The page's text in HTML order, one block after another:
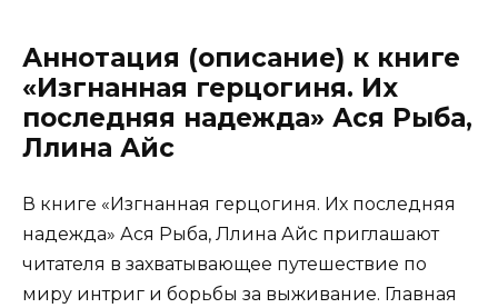
Аннотация (описание) к книге
«Изгнанная герцогиня. Их
последняя надежда» Ася Рыба,
Ллина Айс
В книге «Изгнанная герцогиня. Их последняя
надежда» Ася Рыба, Ллина Айс приглашают
читателя в захватывающее путешествие по
миру интриг и борьбы за выживание. Главная